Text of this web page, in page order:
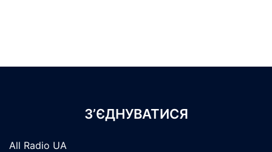
З’ЄДНУВАТИСЯ
All Radio UA